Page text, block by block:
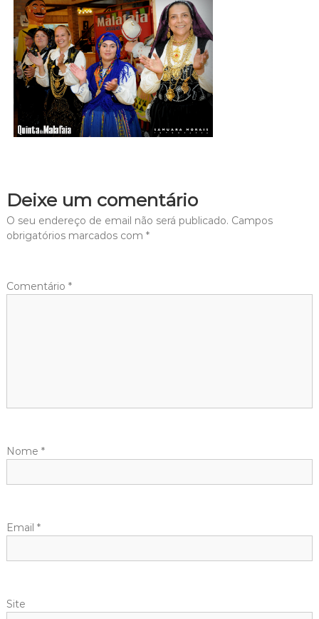
Deixe um comentário
O seu endereço de email não será publicado. Campos
obrigatórios marcados com *
Comentário *
Nome *
Email *
Site